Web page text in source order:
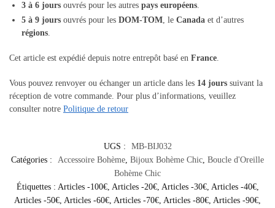
3 à 6 jours ouvrés pour les autres pays européens.
5 à 9 jours ouvrés pour les DOM-TOM, le Canada et d’autres
régions.
Cet article est expédié depuis notre entrepôt basé en France
Vous pouvez renvoyer ou échanger un article dans les 14 jours suivant la
réception de votre commande. Pour plus d’informations, veuillez
consulter notre Politique de retour
UGS :
MB-BIJ032
Catégories :
Accessoire Bohème Bijoux Bohème Chic Boucle d'Oreille
Bohème Chic
Étiquettes : Articles -100€, Articles -20€, Articles -30€, Articles -40€,
Articles -50€ Articles -60€ Articles -70€ Articles -80€ Articles -90€